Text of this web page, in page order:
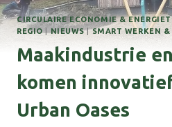
CIRCULAIRE ECONOMIE &
REGIO| NIEUWS|SMART WERKEN
Maakindustrie
komen
Urban Oases